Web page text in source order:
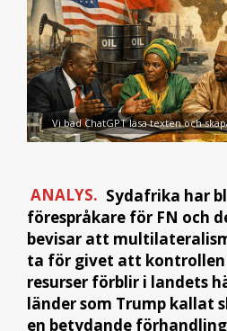
Vi bad ChatGPT läsa texten och
ANALYS. Sydafrika har
förespråkare för FN och
bevisar att
ta för givet att
resurser förblir i landets
länder som Trump kallat
en betydande